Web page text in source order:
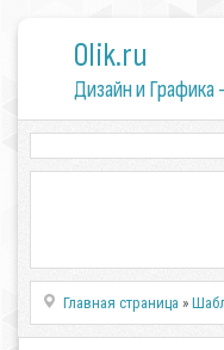
0lik.ru
Дизайн и Графика
Главная страница »